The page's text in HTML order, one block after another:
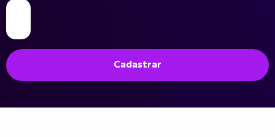
Cadastrar